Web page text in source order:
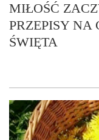
MIŁOŚĆ
PRZEPISY NA
ŚWIĘTA